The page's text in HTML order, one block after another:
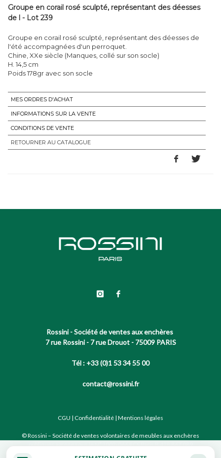
Groupe en corail rosé sculpté, représentant des déesses
de l - Lot 239
Groupe en corail rosé sculpté, représentant des déesses de
l'été accompagnées d'un perroquet.
Chine, XXe siècle (Manques, collé sur son socle)
H. 14,5 cm
Poids 178gr avec son socle
MES ORDRES D'ACHAT
INFORMATIONS SUR LA VENTE
CONDITIONS DE VENTE
RETOURNER AU CATALOGUE
Rossini - Société de ventes aux enchères
7 rue Rossini - 7 rue Drouot - 75009 PARIS
Tél : +33 (0)1 53 34 55 00
contact@rossini.fr
CGU | Confidentialité | Mentions légales
© Rossini – Société de ventes volontaires de meubles aux enchères